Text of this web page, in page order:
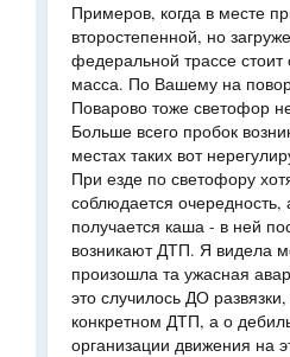
Примеров, когда в месте
второстепенной, но
федеральной трассе стоит
масса. По Вашему на
Поварово тоже светофор
Больше всего пробок
местах таких вот
При езде по светофору
соблюдается очередность,
получается каша - в ней
возникают ДТП. Я видела
произошла та ужасная
это случилось ДО
конкретном ДТП, а о
организации движения на